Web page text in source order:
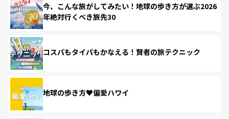
今、こんな旅がしてみたい！地球の歩き方が選ぶ2026
年絶対行くべき旅先30
コスパもタイパもかなえる！賢者の旅テクニック
地球の歩き方♥偏愛ハワイ